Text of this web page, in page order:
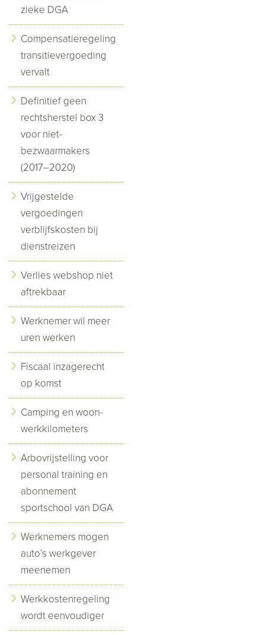
zieke DGA
Compensatieregeling
transitievergoeding
vervalt
Definitief geen
rechtsherstel box 3
voor niet-
bezwaarmakers
(2017–2020)
Vrijgestelde
vergoedingen
verblijfskosten bij
dienstreizen
Verlies webshop niet
aftrekbaar
Werknemer wil meer
uren werken
Fiscaal inzagerecht
op komst
Camping en woon-
werkkilometers
Arbovrijstelling voor
personal training en
abonnement
sportschool van DGA
Werknemers mogen
auto’s werkgever
meenemen
Werkkostenregeling
wordt eenvoudiger